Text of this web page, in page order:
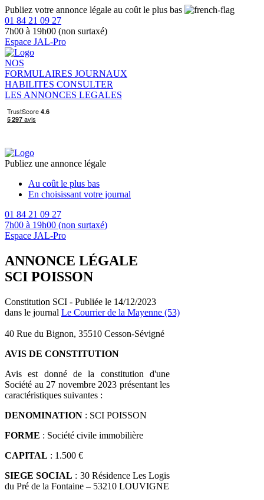
Publiez votre annonce légale au coût le plus bas
01 84 21 09 27
7h00 à 19h00 (non surtaxé)
Espace JAL-Pro
NOS
FORMULAIRES JOURNAUX
HABILITES CONSULTER
LES ANNONCES LEGALES
Publiez une annonce légale
Au coût le plus bas
En choisissant votre journal
01 84 21 09 27
7h00 à 19h00 (non surtaxé)
Espace JAL-Pro
ANNONCE LÉGALE
SCI POISSON
Constitution SCI - Publiée le 14/12/2023
dans le journal Le Courrier de la Mayenne (53)
40 Rue du Bignon, 35510 Cesson-Sévigné
AVIS DE CONSTITUTION
Avis est donné de la constitution d'une
Société au 27 novembre 2023 présentant les
caractéristiques suivantes :
DENOMINATION : SCI POISSON
FORME : Société civile immobilière
CAPITAL : 1.500 €
SIEGE SOCIAL : 30 Résidence Les Logis
du Pré de la Fontaine – 53210 LOUVIGNE